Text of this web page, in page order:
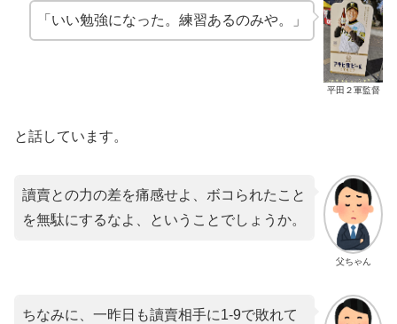
平田２軍監督
「いい勉強になった。練習あるのみや。」
と話しています。
父ちゃん
讀賣との力の差を痛感せよ、ボコられたこと
を無駄にするなよ、ということでしょうか。
ちなみに、一昨日も讀賣相手に1-9で敗れて